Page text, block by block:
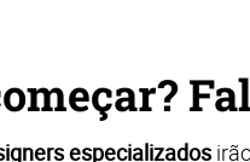
especializados